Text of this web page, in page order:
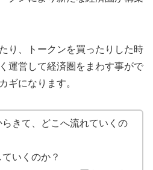
り、トークンを買ったりした時
運営して経済圏をまわす事がで
ギになります。
きて、どこへ流れていくの
ていくのか？